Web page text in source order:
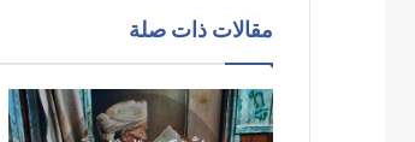
مقالات ذات صلة